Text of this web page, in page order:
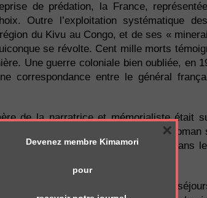
de prédation, la France,
Outre l’exploitation systématique
du Kivu au Congo, et de ses «
se révolte. Cent mille morts
Une guerre coloniale bien oubliée, en
correspondance entre le général
de la narratrice et mémorialiste était
pages qu’on lit à ce sujet dans le roman
d’inventivité avec ce passé dans
Tunis voire, lors de ses nombreux
Devenez membre Kimamori
pour
×